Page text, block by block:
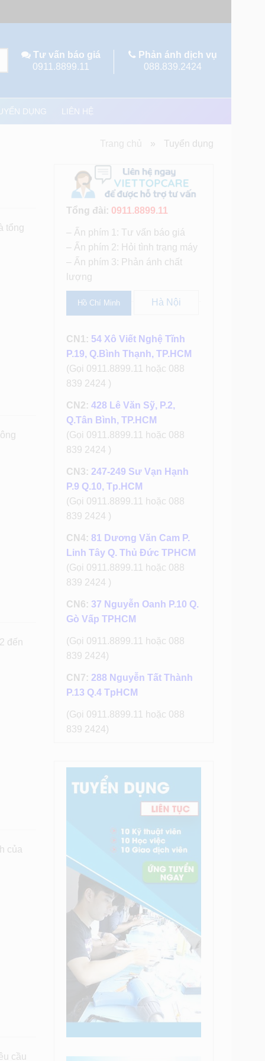
Tư vấn báo giá
0911.8899.11
Phản ánh dịch vụ
088.839.2424
DỤNG LIÊN HỆ
Trang chủ » Tuyển dụng
tổng
đến
của
cầu
Tổng đài: 0911.8899.11
– Ấn phím 1: Tư vấn báo giá
– Ấn phím 2: Hỏi tình trạng máy
– Ấn phím 3: Phản ánh chất
lượng
Hồ Chí Minh Hà Nội
CN1: 54 Xô Viết Nghệ Tĩnh
P.19, Q.Bình Thạnh, TP.HCM
(Gọi 0911.8899.11 hoặc 088
839 2424 )
CN2: 428 Lê Văn Sỹ, P.2,
Q.Tân Bình, TP.HCM
(Gọi 0911.8899.11 hoặc 088
839 2424 )
CN3: 247-249 Sư Vạn Hạnh
P.9 Q.10, Tp.HCM
(Gọi 0911.8899.11 hoặc 088
839 2424 )
CN4: 81 Dương Văn Cam P.
Linh Tây Q. Thủ Đức TPHCM
(Gọi 0911.8899.11 hoặc 088
839 2424 )
CN6: 37 Nguyễn Oanh P.10 Q.
Gò Vấp TPHCM
(Gọi 0911.8899.11 hoặc 088
839 2424)
CN7: 288 Nguyễn Tất Thành
P.13 Q.4 TpHCM
(Gọi 0911.8899.11 hoặc 088
839 2424)